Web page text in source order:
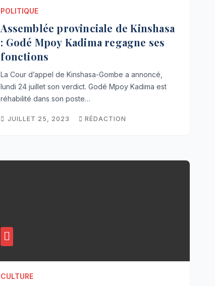
POLITIQUE
Assemblée provinciale de Kinshasa
: Godé Mpoy Kadima regagne ses
fonctions
La Cour d’appel de Kinshasa-Gombe a annoncé,
lundi 24 juillet son verdict. Godé Mpoy Kadima est
réhabilité dans son poste…
JUILLET 25, 2023 RÉDACTION
CULTURE